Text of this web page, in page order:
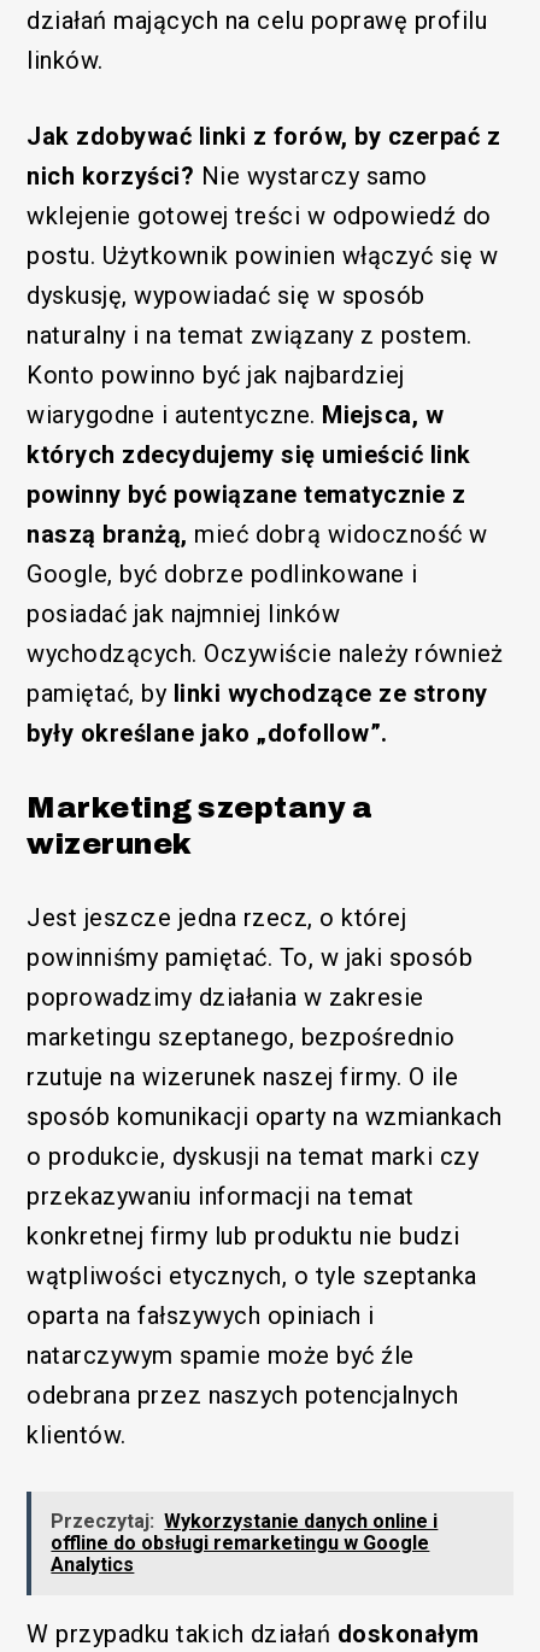
działań mających na celu poprawę profilu
linków.
Jak zdobywać linki z forów, by czerpać z
nich korzyści? Nie wystarczy samo
wklejenie gotowej treści w odpowiedź do
postu. Użytkownik powinien włączyć się w
dyskusję, wypowiadać się w sposób
naturalny i na temat związany z postem.
Konto powinno być jak najbardziej
wiarygodne i autentyczne. Miejsca, w
których zdecydujemy się umieścić link
powinny być powiązane tematycznie z
naszą branżą, mieć dobrą widoczność w
Google, być dobrze podlinkowane i
posiadać jak najmniej linków
wychodzących. Oczywiście należy również
pamiętać, by linki wychodzące ze strony
były określane jako „dofollow”.
Marketing szeptany a
wizerunek
Jest jeszcze jedna rzecz, o której
powinniśmy pamiętać. To, w jaki sposób
poprowadzimy działania w zakresie
marketingu szeptanego, bezpośrednio
rzutuje na wizerunek naszej firmy. O ile
sposób komunikacji oparty na wzmiankach
o produkcie, dyskusji na temat marki czy
przekazywaniu informacji na temat
konkretnej firmy lub produktu nie budzi
wątpliwości etycznych, o tyle szeptanka
oparta na fałszywych opiniach i
natarczywym spamie może być źle
odebrana przez naszych potencjalnych
klientów.
Przeczytaj: Wykorzystanie danych online i
offline do obsługi remarketingu w Google
Analytics
W przypadku takich działań doskonałym